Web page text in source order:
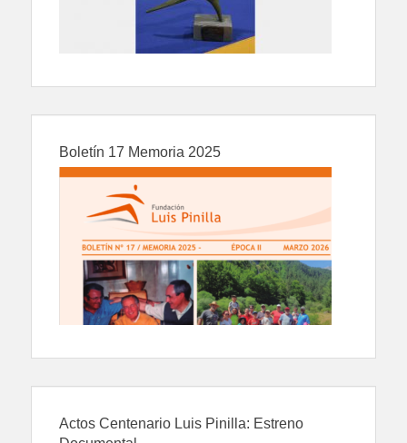
Boletín 17 Memoria 2025
Actos Centenario Luis Pinilla: Estreno